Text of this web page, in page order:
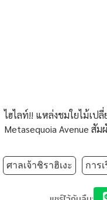
ไฮไลท์!! แหล่งชมใยไม้เป
Metasequoia Avenue สั
ศาลเจ้าชิราฮิเงะ การ